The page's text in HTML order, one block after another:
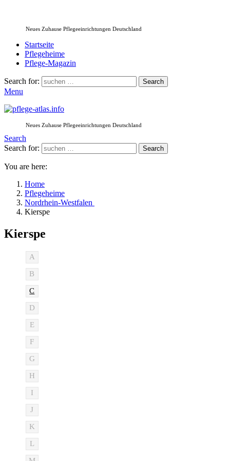
Neues Zuhause Pflegeeinrichtungen Deutschland
Startseite
Pflegeheime
Pflege-Magazin
Search for: Search
Menu
Neues Zuhause Pflegeeinrichtungen Deutschland
Search
Search for:
Search
You are here:
Home
Pflegeheime
Nordrhein-Westfalen
Kierspe
Kierspe
A
B
C
D
E
F
G
H
I
J
K
L